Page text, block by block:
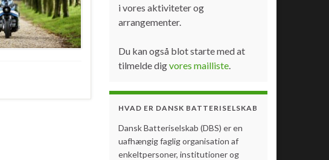
i vores aktiviteter og
arrangementer.
Du kan også blot starte med at
tilmelde digvores mailliste.
HVAD ER DANSK BATTERISELSKAB
Dansk Batteriselskab (DBS) er en
uafhængig faglig organisation af
enkeltpersoner, institutioner og